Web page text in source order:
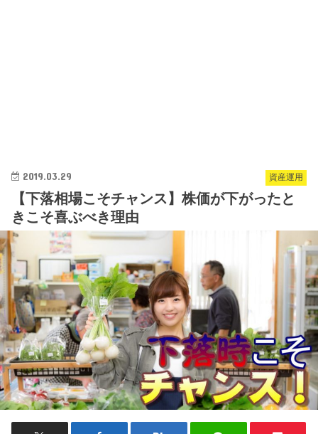
資産運用
2019.03.29
【下落相場こそチャンス】株価が下がったと
きこそ喜ぶべき理由